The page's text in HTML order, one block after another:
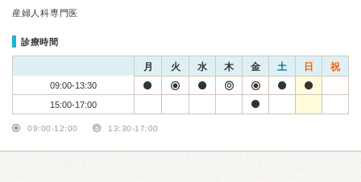
産婦人科専門医
診療時間
月 火 水 木 金 土 日 祝
09:00-13:30
15:00-17:00
09:00-12:00 13:30-17:00